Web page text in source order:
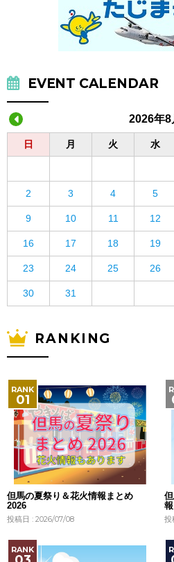
EVENT CALENDAR
2026年8
日 月 火 水
2 3 4 5
9 10 11 12
16 17 18 19
23 24 25 26
30 31
RANKING
但馬の夏祭り＆花火情報まとめ
2026
投稿日 : 2026/07/08
報
投